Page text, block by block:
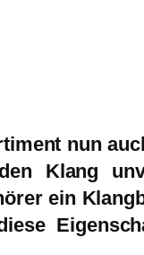
nun
Klang
ein